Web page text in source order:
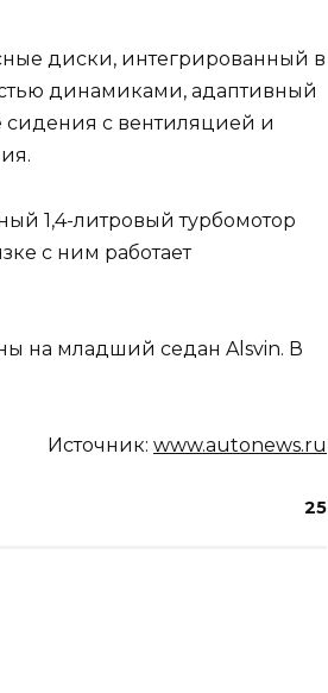
диски, интегрированный в
динамиками, адаптивный
сидения с вентиляцией и
1,4-литровый турбомотор
с ним работает
на младший седан Alsvin. В
Источник: www.autonews.ru
25